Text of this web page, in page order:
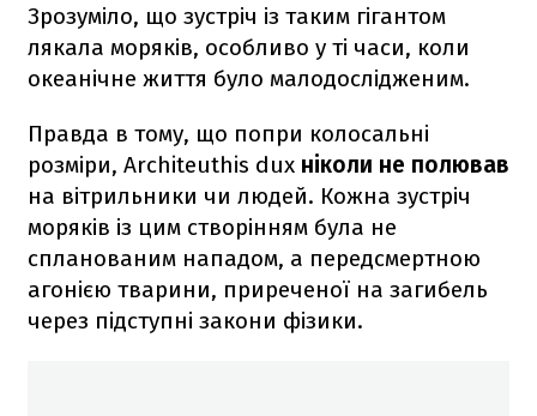
Зрозуміло, що зустріч із таким гігантом
лякала моряків, особливо у ті часи, коли
океанічне життя було малодослідженим.
Правда в тому, що попри колосальні
розміри, Architeuthis dux ніколи не полював
на вітрильники чи людей. Кожна зустріч
моряків із цим створінням була не
спланованим нападом, а передсмертною
агонією тварини, приреченої на загибель
через підступні закони фізики.